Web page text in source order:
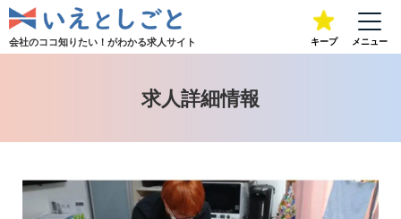
会社のココ知りたい！がわかる求人サイト キープ メニュー
求人詳細情報